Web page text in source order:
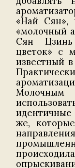
«Най Сян»,
«молочный
Сян
цветок» с
известный
же,